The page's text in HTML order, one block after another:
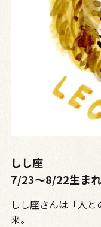
しし座
7/23〜8/22生まれ
しし座さんは「人
来。